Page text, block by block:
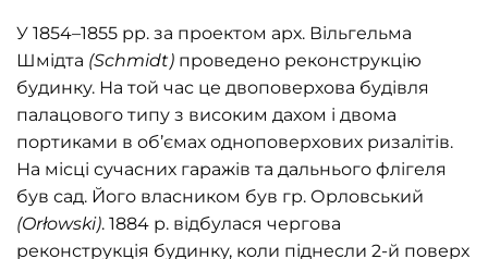
У 1854–1855 рр. за проектом арх. Вільгельма
Шмідта (Schmidt) проведено реконструкцію
будинку. На той час це двоповерхова будівля
палацового типу з високим дахом і двома
портиками в об’ємах одноповерхових ризалітів.
На місці сучасних гаражів та дальнього флігеля
був сад. Його власником був гр. Орловський
(Orłowski). 1884 р. відбулася чергова
реконструкція будинку, коли піднесли 2-й поверх